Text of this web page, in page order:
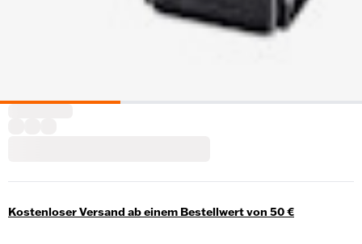
Kostenloser Versand ab einem Bestellwert von 50 €